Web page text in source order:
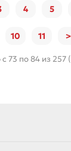
4 5
10 11 >
73 по 84 из 257